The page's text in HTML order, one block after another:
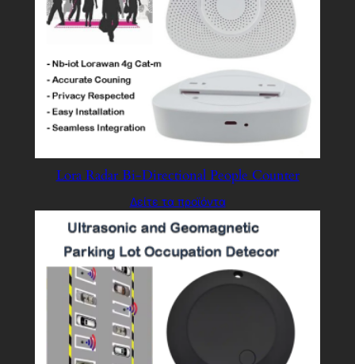
Lora Radar Bi-Directional People Counter
Δείτε τα προϊόντα